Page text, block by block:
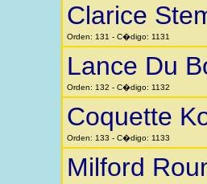
Clarice
Orden: 131 - C�digo: 1131
Lance Du
Orden: 132 - C�digo: 1132
Coquette
Orden: 133 - C�digo: 1133
Milford